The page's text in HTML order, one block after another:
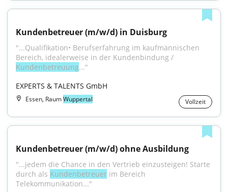
Kundenbetreuer (m/w/d) in Duisburg
"...Qualifikation• Berufserfahrung im kaufmännischen
Kundenbetreuung..."
EXPERTS & TALENTS GmbH
Essen, RaumWuppertal Vollzeit
Kundenbetreuer (m/w/d) ohne Ausbildung
"...jedem die Chance in den Vertrieb einzusteigen! Starte
durch als Kundenbetreuer im Bereich
Telekommunikation..."